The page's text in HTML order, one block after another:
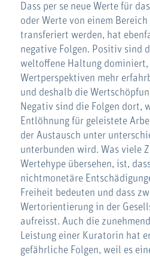
Dass per se neue Werte für
oder Werte von einem
transferiert werden, hat
negative Folgen. Positiv sind
weltoffene Haltung dominiert,
Wertperspektiven mehr
und deshalb die
Negativ sind die Folgen dort,
Entlöhnung für geleistete
der Austausch unter
unterbunden wird. Was viele
Wertehype übersehen, ist,
nichtmonetäre
Freiheit bedeuten und dass
Wertorientierung in der
aufreisst. Auch die
Leistung einer Kuratorin hat
gefährliche Folgen, weil es